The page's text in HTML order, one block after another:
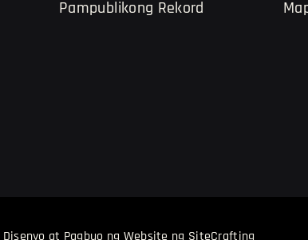
Pampublikong Rekord
Disenyo at Pagbuo ng Website ng SiteCrafting